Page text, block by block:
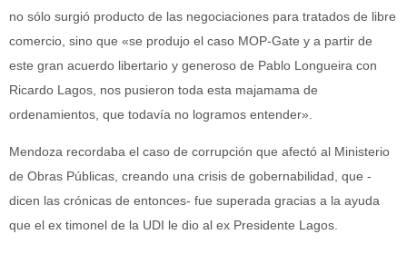
no sólo surgió producto de las negociaciones para tratados de libre
comercio, sino que «se produjo el caso MOP-Gate y a partir de
este gran acuerdo libertario y generoso de Pablo Longueira con
Ricardo Lagos, nos pusieron toda esta majamama de
ordenamientos, que todavía no logramos entender».
Mendoza recordaba el caso de corrupción que afectó al Ministerio
de Obras Públicas, creando una crisis de gobernabilidad, que -
dicen las crónicas de entonces- fue superada gracias a la ayuda
que el ex timonel de la UDI le dio al ex Presidente Lagos.